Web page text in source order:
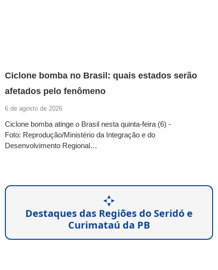
Ciclone bomba no Brasil: quais estados serão
afetados pelo fenômeno
6 de agosto de 2026
Ciclone bomba atinge o Brasil nesta quinta-feira (6) -
Foto: Reprodução/Ministério da Integração e do
Desenvolvimento Regional…
Destaques das Regiões do Seridó e
Curimataú da PB